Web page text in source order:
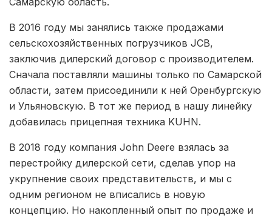
В 2016 году мы занялись также продажами
сельскохозяйственных погрузчиков JCB,
заключив дилерский договор с производителем.
Сначала поставляли машины только по Самарской
области, затем присоединили к ней Оренбургскую
и Ульяновскую. В тот же период в нашу линейку
добавилась прицепная техника KUHN.
В 2018 году компания John Deere взялась за
перестройку дилерской сети, сделав упор на
укрупнение своих представительств, и мы с
одним регионом не вписались в новую
концепцию. Но накопленный опыт по продаже и